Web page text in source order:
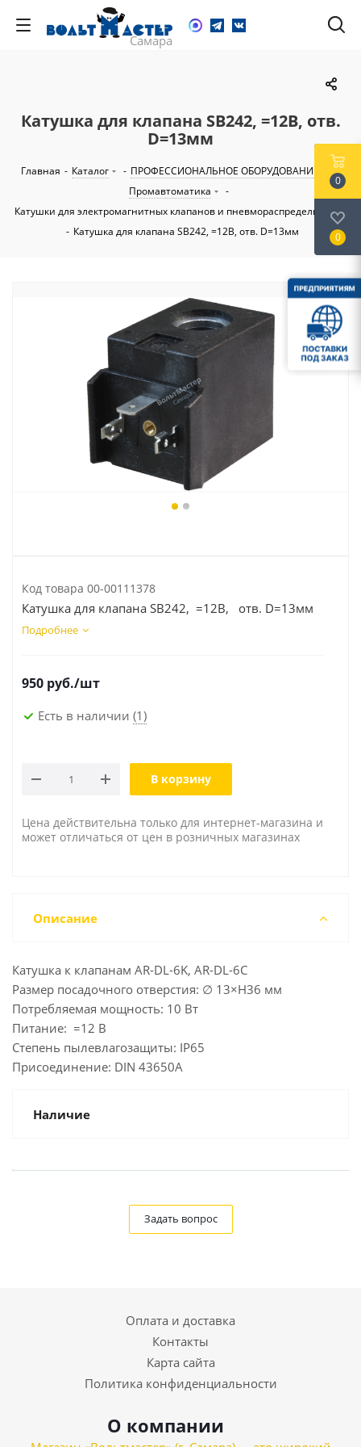
Катушка для клапана SB242, =12В, отв.
D=13мм
Главная - Каталог - ПРОФЕССИОНАЛЬНОЕ ОБОРУДОВАНИЕ
-
Промавтоматика
-
Катушки для электромагнитных клапанов и пневмораспределителей
- Катушка для клапана SB242, =12В, отв. D=13мм
Код товара 00-00111378
Катушка для клапана SB242, =12В, отв. D=13мм
Подробнее
950 руб./шт
Есть в наличии (1)
В корзину
Цена действительна только для интернет-магазина и
может отличаться от цен в розничных магазинах
Описание
Катушка к клапанам AR-DL-6K, AR-DL-6C
Размер посадочного отверстия: ∅ 13×H36 мм
Потребляемая мощность: 10 Вт
Питание: =12 В
Степень пылевлагозащиты: IP65
Присоединение: DIN 43650A
Наличие
Задать вопрос
Оплата и доставка
Контакты
Карта сайта
Политика конфиденциальности
О компании
0
0